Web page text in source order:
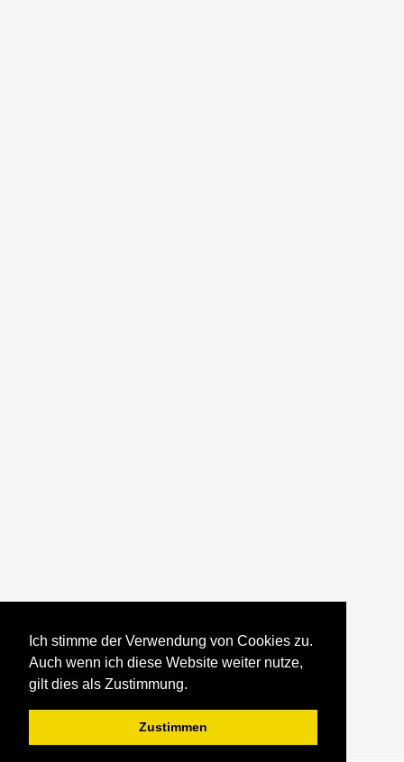
Ich stimme der Verwendung von Cookies zu.
Auch wenn ich diese Website weiter nutze,
gilt dies als Zustimmung.
Zustimmen